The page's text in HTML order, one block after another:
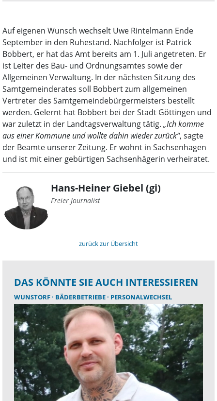
Auf eigenen Wunsch wechselt Uwe Rintelmann Ende
September in den Ruhestand. Nachfolger ist Patrick
Bobbert, er hat das Amt bereits am 1. Juli angetreten. Er
ist Leiter des Bau- und Ordnungsamtes sowie der
Allgemeinen Verwaltung. In der nächsten Sitzung des
Samtgemeinderates soll Bobbert zum allgemeinen
Vertreter des Samtgemeindebürgermeisters bestellt
werden. Gelernt hat Bobbert bei der Stadt Göttingen und
war zuletzt in der Landtagsverwaltung tätig. „Ich komme
aus einer Kommune und wollte dahin wieder zurück“, sagte
der Beamte unserer Zeitung. Er wohnt in Sachsenhagen
und ist mit einer gebürtigen Sachsenhägerin verheiratet.
Hans-Heiner Giebel (gi)
Freier Journalist
zurück zur Übersicht
DAS KÖNNTE SIE AUCH INTERESSIEREN
WUNSTORF BÄDERBETRIEBE PERSONALWECHSEL